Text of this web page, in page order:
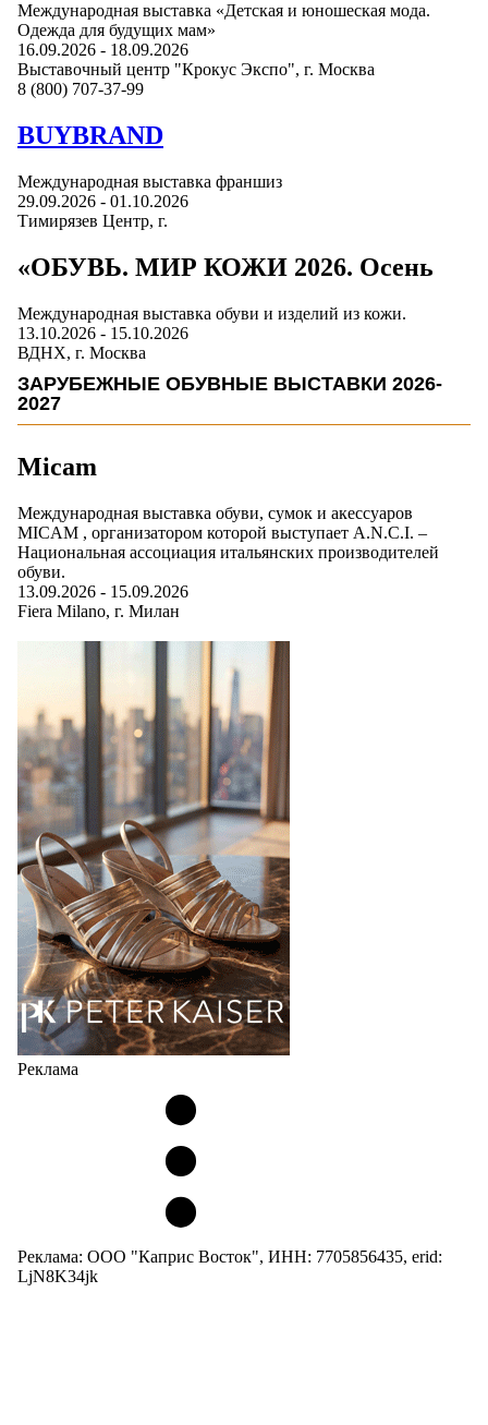
Международная выставка «Детская и юношеская мода.
Одежда для будущих мам»
16.09.2026 - 18.09.2026
Выставочный центр "Крокус Экспо", г. Москва
8 (800) 707-37-99
BUYBRAND
Международная выставка франшиз
29.09.2026 - 01.10.2026
Тимирязев Центр, г.
«ОБУВЬ. МИР КОЖИ 2026. Осень
Международная выставка обуви и изделий из кожи.
13.10.2026 - 15.10.2026
ВДНХ, г. Москва
ЗАРУБЕЖНЫЕ ОБУВНЫЕ ВЫСТАВКИ 2026-
2027
Micam
Международная выставка обуви, сумок и акессуаров
MICAM , организатором которой выступает A.N.C.I. –
Национальная ассоциация итальянских производителей
обуви.
13.09.2026 - 15.09.2026
Fiera Milano, г. Милан
Реклама
Реклама: ООО "Каприс Восток", ИНН: 7705856435, erid:
LjN8K34jk